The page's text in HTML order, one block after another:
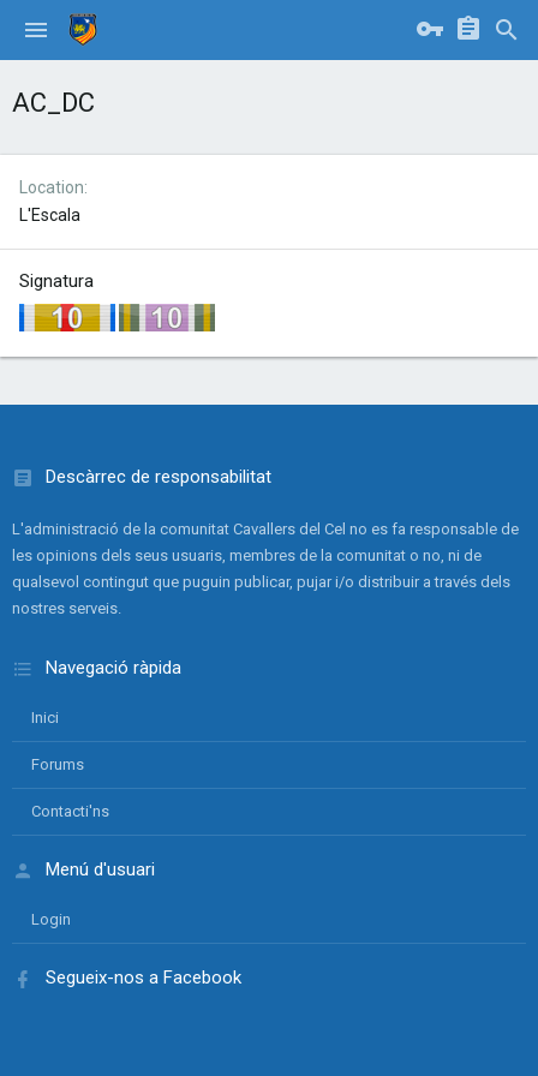
AC_DC
Location
L'Escala
Signatura
Descàrrec de responsabilitat
L'administració de la comunitat Cavallers del Cel no es fa responsable de
les opinions dels seus usuaris, membres de la comunitat o no, ni de
qualsevol contingut que puguin publicar, pujar i/o distribuir a través dels
nostres serveis.
Navegació ràpida
Inici
Forums
Contacti'ns
Menú d'usuari
Login
Segueix-nos a Facebook